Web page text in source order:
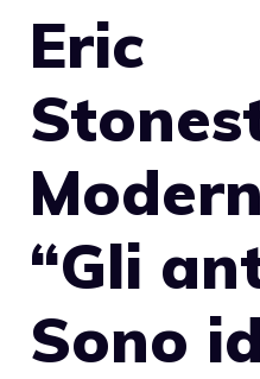
Eric
“Gli
Sono